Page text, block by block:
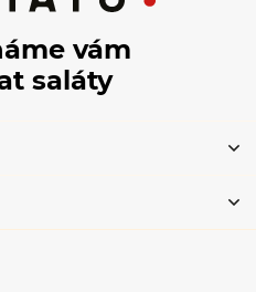
vám
saláty